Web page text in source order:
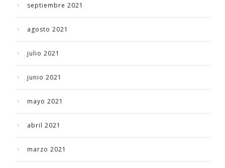
septiembre 2021
agosto 2021
julio 2021
junio 2021
mayo 2021
abril 2021
marzo 2021